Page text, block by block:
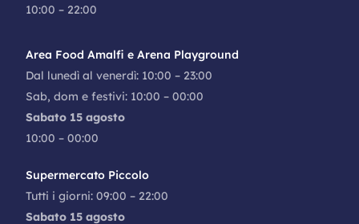
10:00 – 22:00
Area Food Amalfi e Arena Playground
Dal lunedì al venerdì: 10:00 – 23:00
Sab, dom e festivi: 10:00 – 00:00
Sabato 15 agosto
10:00 – 00:00
Supermercato Piccolo
Tutti i giorni: 09:00 – 22:00
Sabato 15 agosto